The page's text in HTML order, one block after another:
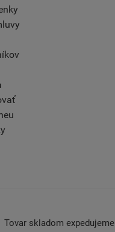
Tovar skladom expedujeme